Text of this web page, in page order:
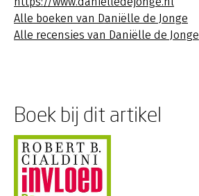
Alle boeken van Daniëlle de Jonge
Alle recensies van Daniëlle de Jonge
Boek bij dit artikel